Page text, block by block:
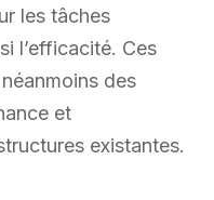
les tâches
l’efficacité. Ces
des
et
existantes.